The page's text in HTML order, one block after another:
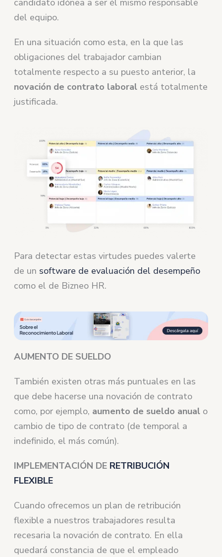
candidato idónea a ser él mismo responsable
del equipo.
En una situación como esta, en la que las
obligaciones del trabajador cambian
totalmente respecto a su puesto anterior, la
novación de contrato laboral está totalmente
justificada.
Para detectar estas virtudes puedes valerte
de un software de evaluación del desempeño
como el de Bizneo HR.
AUMENTO DE SUELDO
También existen otras más puntuales en las
que debe hacerse una novación de contrato
como, por ejemplo, aumento de sueldo anual o
cambio de tipo de contrato (de temporal a
indefinido, el más común).
IMPLEMENTACIÓN DE RETRIBUCIÓN
FLEXIBLE
Cuando ofrecemos un plan de retribución
flexible a nuestros trabajadores resulta
recesaria la novación de contrato. En ella
quedará constancia de que el empleado